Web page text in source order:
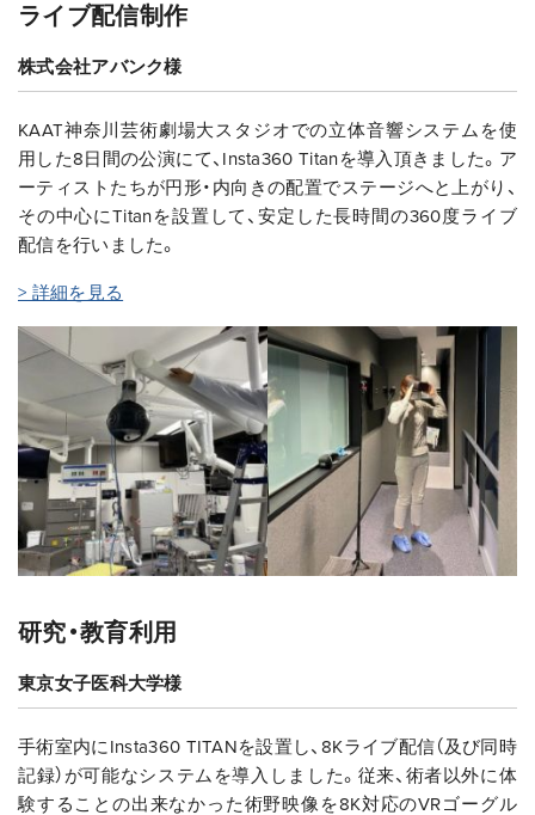
ライブ配信制作
株式会社アバンク様
KAAT神奈川芸術劇場大スタジオでの立体音響システムを使
用した8日間の公演にて、Insta360 Titanを導入頂きました。ア
ーティストたちが円形・内向きの配置でステージへと上がり、
その中心にTitanを設置して、安定した長時間の360度ライブ
配信を行いました。
> 詳細を見る
研究・教育利用
東京女子医科大学様
手術室内にInsta360 TITANを設置し、8Kライブ配信（及び同時
記録）が可能なシステムを導入しました。従来、術者以外に体
験することの出来なかった術野映像を8K対応のVRゴーグル